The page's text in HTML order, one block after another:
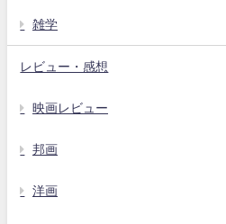
雑学
レビュー・感想
映画レビュー
邦画
洋画